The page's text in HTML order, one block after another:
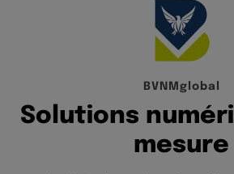
BV N M g o ba
So utions numéri
mesure